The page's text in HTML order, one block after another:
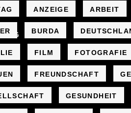
ANZEIGE ARBEIT
BURDA
FILM FOTOGRAFIE
FREUNDSCHAFT
GESUNDHEIT